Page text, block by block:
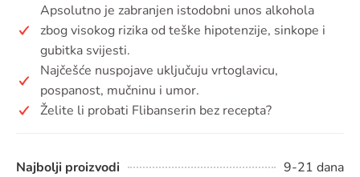
Apsolutno je zabranjen istodobni unos alkohola
zbog visokog rizika od teške hipotenzije, sinkope i
gubitka svijesti.
Najčešće nuspojave uključuju vrtoglavicu,
pospanost, mučninu i umor.
Želite li probati Flibanserin bez recepta?
Najbolji proizvodi
9-21 dana